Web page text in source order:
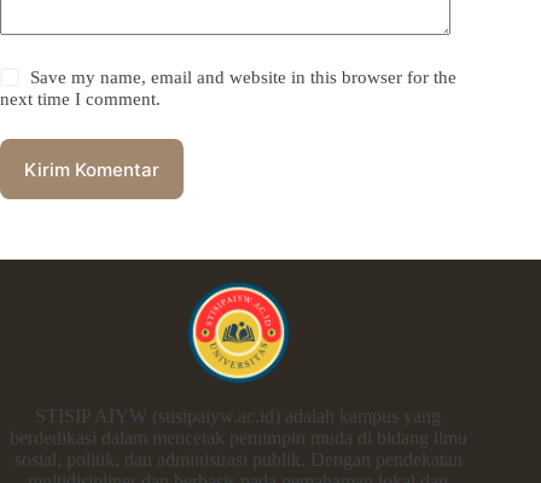
Save my name, email and website in this browser for the
next time I comment.
Kirim Komentar
STISIP AIYW (stisipaiyw.ac.id) adalah kampus yang
berdedikasi dalam mencetak pemimpin muda di bidang ilmu
sosial, politik, dan administrasi publik. Dengan pendekatan